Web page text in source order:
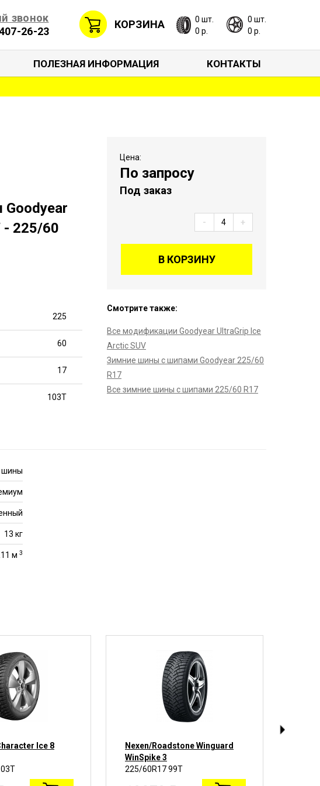
звонок
26-23
КОРЗИНА
0 шт.
0 р.
0 шт.
0 р.
ПОЛЕЗНАЯ ИНФОРМАЦИЯ КОНТАКТЫ
- 225/60
225
60
17
103T
Цена:
По запросу
Под заказ
- +
В КОРЗИНУ
Смотрите также:
Все модификации Goodyear UltraGrip Ice
Arctic SUV
Зимние шины с шипами Goodyear 225/60
R17
Все зимние шины с шипами 225/60 R17
шины
13 кг
м 3
Ice 8
Nexen/Roadstone Winguard
WinSpike 3
225/60R17 99T